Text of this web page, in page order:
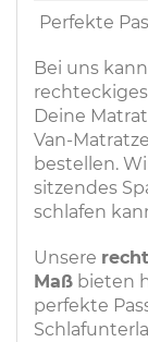
Perfekte
Bei uns
Deine
Van-
bestellen.
sitzendes
schlafen
Unsere
Maß bieten
perfekte